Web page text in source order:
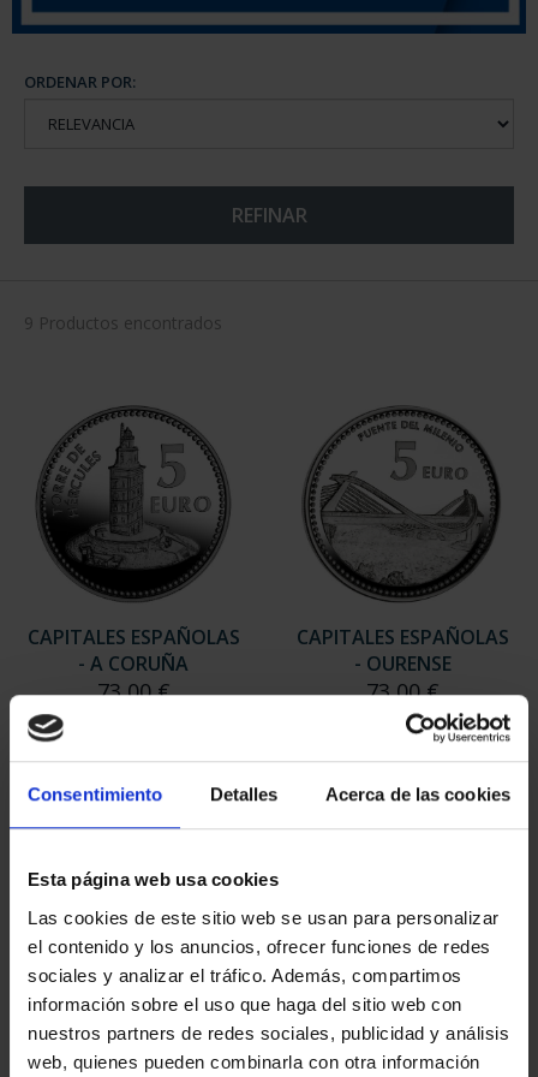
Consentimiento Detalles Acerca de las cookies
Esta página web usa cookies
Las cookies de este sitio web se usan para personalizar
el contenido y los anuncios, ofrecer funciones de redes
sociales y analizar el tráfico. Además, compartimos
información sobre el uso que haga del sitio web con
nuestros partners de redes sociales, publicidad y análisis
web, quienes pueden combinarla con otra información
ORDENAR POR:
REFINAR
9 Productos encontrados
CAPITALES ESPAÑOLAS
- A CORUÑA
73,00 €
CAPITALES ESPAÑOLAS
- OURENSE
73,00 €
CAPITALES ESPAÑOLAS
SUSCRIPCIÓN